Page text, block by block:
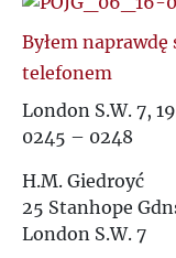
Byłem
telefonem
London S.W. 7,
0245 – 0248
H.M. Giedroyć
25 Stanhope
London S.W. 7